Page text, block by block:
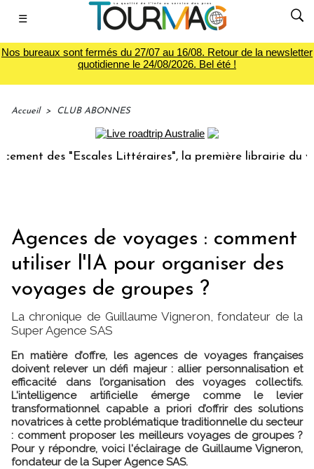
☰
Nos bureaux sont fermés du 27/07 au 16/08. Retour de la newsletter
quotidienne le 24/08/2026. Bel été !
Accueil > CLUB ABONNES
"Escales Littéraires", la première librairie du voyage
Agences de voyages : comment
utiliser l'IA pour organiser des
voyages de groupes ?
La chronique de Guillaume Vigneron, fondateur de la
Super Agence SAS
En matière d’offre, les agences de voyages françaises
doivent relever un défi majeur : allier personnalisation et
efficacité dans l’organisation des voyages collectifs.
L'intelligence artificielle émerge comme le levier
transformationnel capable a priori d’offrir des solutions
novatrices à cette problématique traditionnelle du secteur
: comment proposer les meilleurs voyages de groupes ?
Pour y répondre, voici l'éclairage de Guillaume Vigneron,
fondateur de la Super Agence SAS.